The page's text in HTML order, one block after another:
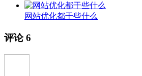
网站优化都干些什么
评论6